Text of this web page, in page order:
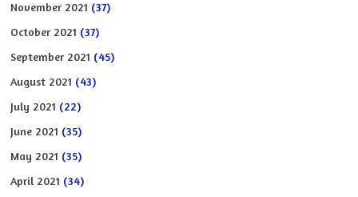
November 2021 (37)
October 2021 (37)
September 2021 (45)
August 2021 (43)
July 2021 (22)
June 2021 (35)
May 2021 (35)
April 2021 (34)